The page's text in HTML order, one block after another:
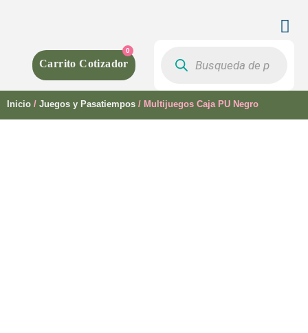
0
Inicio / Juegos y Pasatiempos / Multijuegos Caja PU Negro